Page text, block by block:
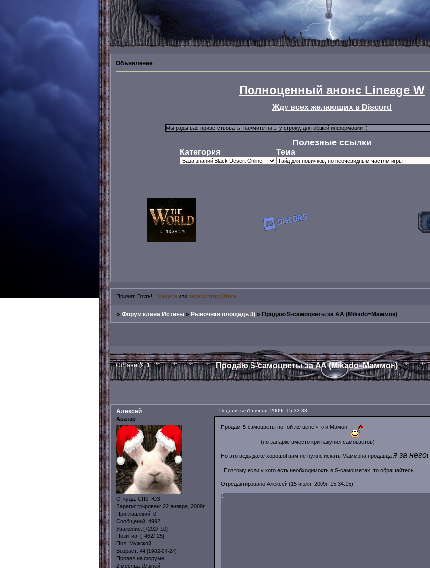
Объявление
Полноценный анонс Lineage W
Жду всех желающих в Discord
Полезные ссылки
Категория Тема
Привет, Гость! Войдите или зарегистрируйтесь
» Форум клана Истины » Рыночная площадь 8) » Продаю S-самоцветы за АА (Mikado=Маммон)
Продаю S-самоцветы за АА (Mikado=Маммон)
Страница:1
Поделиться15 июля, 2009г. 15:33:38
Алексей
Аватар
Откуда: СПб, ЮЗ
Зарегистрирован: 22 января, 2009г.
Приглашений: 0
Сообщений: 4992
Уважение: [+202/-10]
Позитив: [+462/-25]
Пол: Мужской
Возраст: 44 [1982-04-24]
Провел на форуме:
2 месяца 10 дней
Продам S-самоцветы по той же цене что и Мамон
(по запарке вместо кри накупил самоцветов)
Но это ведь даже хорошо! вам не нужно искать Маммона продавца я за него!
Поэтому если у кого есть необходимость в S-самоцветах, то обращайтесь
Отредактировано Алексей (15 июля, 2009г. 15:34:15)
0